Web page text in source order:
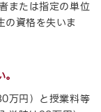
または指定の単位
の資格を失いま
万円）と授業料等